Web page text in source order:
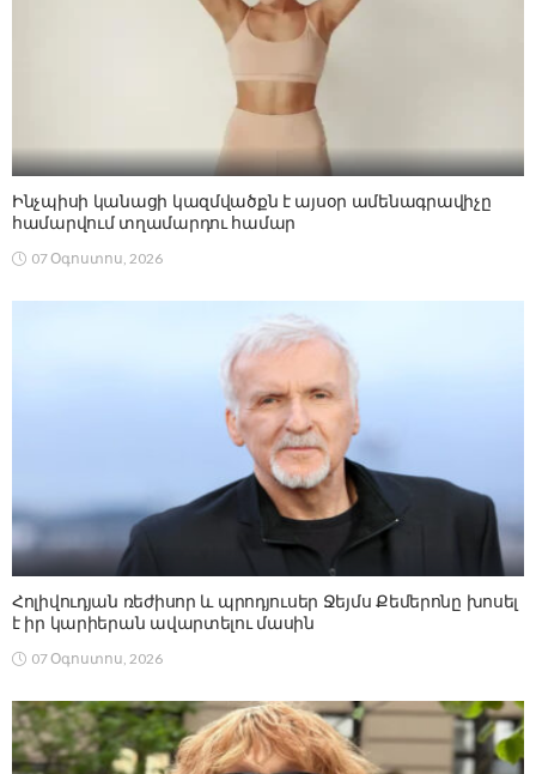
Ինչպիսի կանացի կազմվածքն է այսօր ամենագրավիչը
համարվում տղամարդու համար
07 Օգոստոս, 2026
Հոլիվուդյան ռեժիսոր և պրոդյուսեր Ջեյմս Քեմերոնը խոսել
է իր կարիերան ավարտելու մասին
07 Օգոստոս, 2026